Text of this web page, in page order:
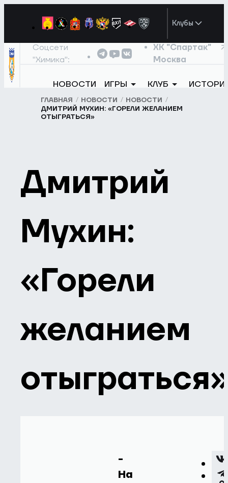
Клубы
Соцсети
"Химика":
ХК "Спартак"
Москва
НОВОСТИ ИГРЫ КЛУБ
ГЛАВНАЯ НОВОСТИ
НОВОСТИ
ДМИТРИЙ МУХИН: «ГОРЕЛИ ЖЕЛАНИЕМ
ОТЫГРАТЬСЯ»
Дмитрий
Мухин:
«Горели
желанием
-
На